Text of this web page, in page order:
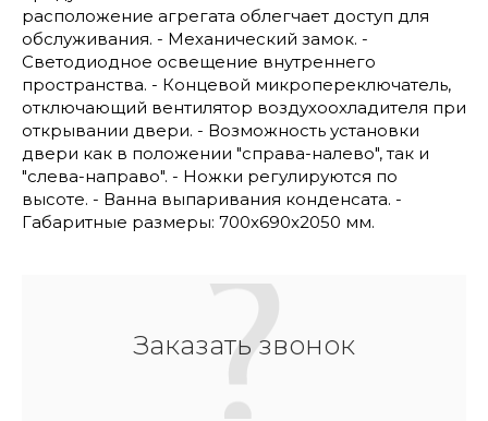
расположение агрегата облегчает доступ для
обслуживания. - Механический замок. -
Светодиодное освещение внутреннего
пространства. - Концевой микропереключатель,
отключающий вентилятор воздухоохладителя при
открывании двери. - Возможность установки
двери как в положении "справа-налево", так и
"слева-направо". - Ножки регулируются по
высоте. - Ванна выпаривания конденсата. -
Габаритные размеры: 700x690x2050 мм.
Заказать звонок